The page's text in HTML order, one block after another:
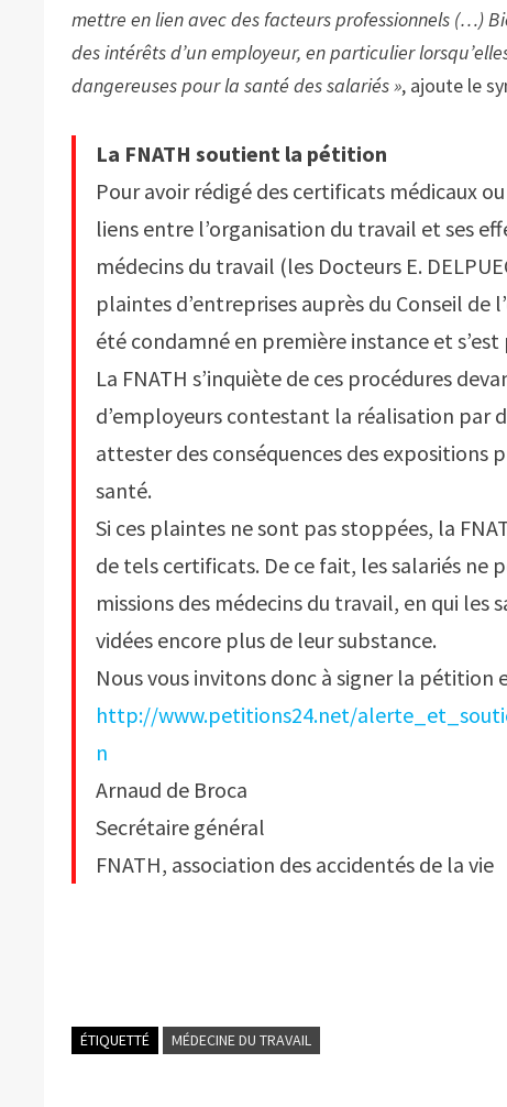
mettre en lien avec des facteurs professionnels (…)
des intérêts d’un employeur, en particulier
dangereuses pour la santé des salariés », ajoute le
La FNATH soutient la pétition
Pour avoir rédigé des certificats médicaux
liens entre l’organisation du travail et ses
médecins du travail (les Docteurs E.
plaintes d’entreprises auprès du Conseil
été condamné en première instance et
La FNATH s’inquiète de ces procédures
d’employeurs contestant la réalisation par
attester des conséquences des expositions
santé.
Si ces plaintes ne sont pas stoppées, la
de tels certificats. De ce fait, les salariés
missions des médecins du travail, en qui
vidées encore plus de leur substance.
Nous vous invitons donc à signer la pétition
http://www.petitions24.net/
n
Arnaud de Broca
Secrétaire général
FNATH, association des accidentés de la vie
ÉTIQUETTÉ MÉDECINE DU TRAVAIL